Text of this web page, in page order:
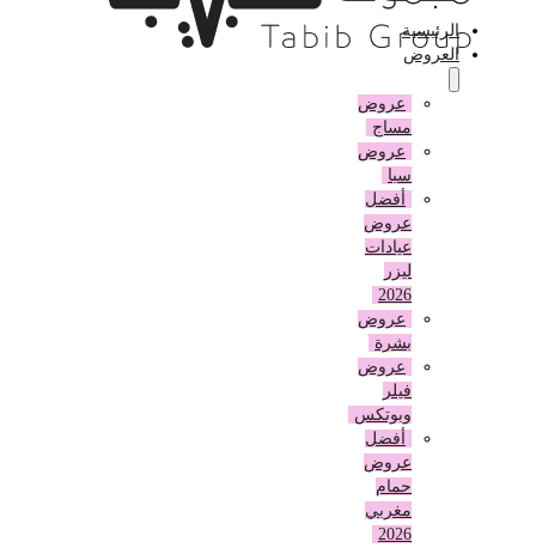
الرئيسية
العروض
عروض
مساج
عروض
أفضل
عروض
عيادات
2026
عروض
بشرة
عروض
وبوتكس
أفضل
عروض
حمام
مغربي
2026